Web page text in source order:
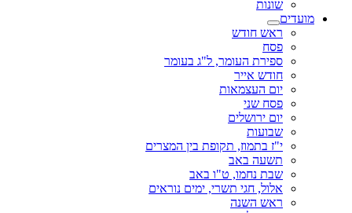
שונות
מועדים
ראש חודש
פסח
ספירת העומר, ל"ג בעומר
חודש אייר
יום העצמאות
פסח שני
יום ירושלים
שבועות
י"ז בתמוז, תקופת בין המצרים
תשעה באב
שבת נחמו, ט"ו באב
אלול, חגי תשרי, ימים נוראים
ראש השנה